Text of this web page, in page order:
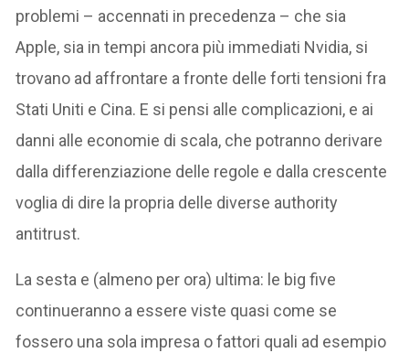
problemi – accennati in precedenza – che sia
Apple, sia in tempi ancora più immediati Nvidia, si
trovano ad affrontare a fronte delle forti tensioni fra
Stati Uniti e Cina. E si pensi alle complicazioni, e ai
danni alle economie di scala, che potranno derivare
dalla differenziazione delle regole e dalla crescente
voglia di dire la propria delle diverse authority
antitrust.
La sesta e (almeno per ora) ultima: le big five
continueranno a essere viste quasi come se
fossero una sola impresa o fattori quali ad esempio